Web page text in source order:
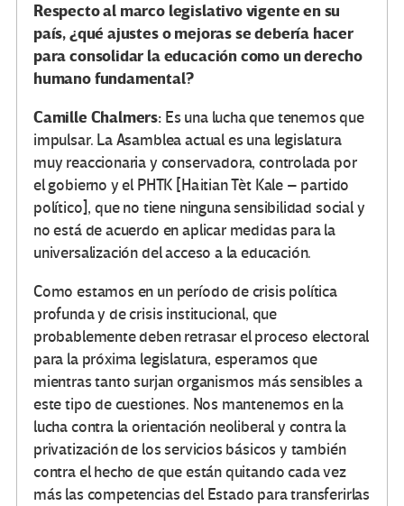
Respecto al marco legislativo vigente en su
país, ¿qué ajustes o mejoras se debería hacer
para consolidar la educación como un derecho
humano fundamental?
Camille Chalmers: Es una lucha que tenemos que
impulsar. La Asamblea actual es una legislatura
muy reaccionaria y conservadora, controlada por
el gobierno y el PHTK [Haitian Tèt Kale – partido
político], que no tiene ninguna sensibilidad social y
no está de acuerdo en aplicar medidas para la
universalización del acceso a la educación.
Como estamos en un período de crisis política
profunda y de crisis institucional, que
probablemente deben retrasar el proceso electoral
para la próxima legislatura, esperamos que
mientras tanto surjan organismos más sensibles a
este tipo de cuestiones. Nos mantenemos en la
lucha contra la orientación neoliberal y contra la
privatización de los servicios básicos y también
contra el hecho de que están quitando cada vez
más las competencias del Estado para transferirlas